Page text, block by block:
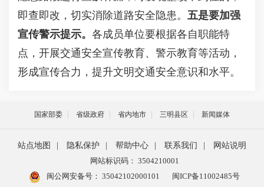
即查即改，切实消除道路安全隐患。 五是要加强
宣传警示提示。 各成员单位要根据各自职能特
点，开展交通安全宣传教育、警示教育等活动，
形成宣传合力，提升文明交通安全意识和水平。
国家部委 省级政府 省内地市 三明县区 新闻媒体
站点地图 隐私保护 帮助中心 联系我们
网站说明
网站标识码： 3504210001
闽公网安备号： 35042102000101 闽ICP备11002485号